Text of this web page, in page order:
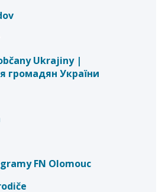
Ukrajiny |
громадян України
FN Olomouc